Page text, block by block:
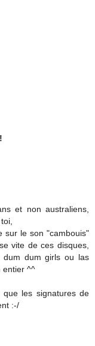
et non australiens,
sur le son "cambouis"
vite de ces disques,
dum girls ou las
entier ^^
les signatures de
:-/